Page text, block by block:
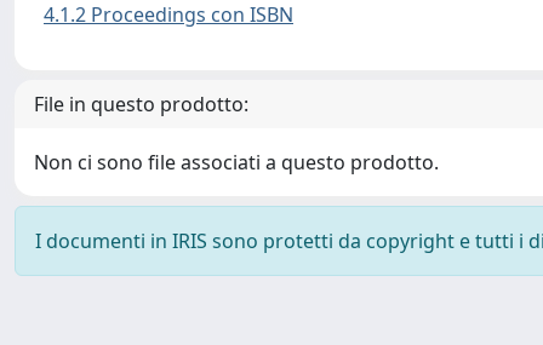
4.1.2 Proceedings con ISBN
File in questo prodotto:
Non ci sono file associati a questo prodotto.
I documenti in IRIS sono protetti da copyright e tutti i